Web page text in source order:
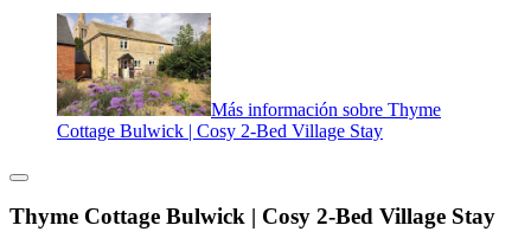
Más información sobre Thyme
Cottage Bulwick | Cosy 2-Bed Village Stay
Thyme Cottage Bulwick | Cosy 2-Bed Village Stay